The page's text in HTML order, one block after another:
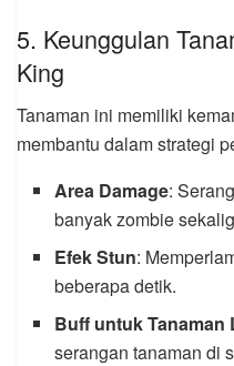
5. Keunggulan
King
Tanaman ini memiliki
membantu dalam strategi
Area Damage:
banyak zombie
Efek Stun:
beberapa detik.
Buff untuk Tanaman
serangan tanaman di